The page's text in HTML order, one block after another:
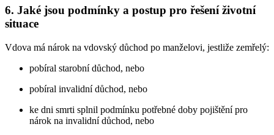
6. Jaké jsou podmínky a postup pro řešení životní
situace
Vdova má nárok na vdovský důchod po manželovi, jestliže zemřelý:
pobíral starobní důchod, nebo
pobíral invalidní důchod, nebo
ke dni smrti splnil podmínku potřebné doby pojištění pro
nárok na invalidní důchod, nebo